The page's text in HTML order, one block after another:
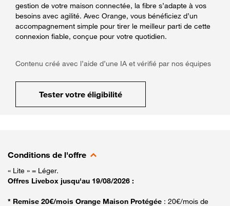
gestion de votre maison connectée, la fibre s’adapte à vos
besoins avec agilité. Avec Orange, vous bénéficiez d’un
accompagnement simple pour tirer le meilleur parti de cette
connexion fiable, conçue pour votre quotidien.
Contenu créé avec l’aide d’une IA et vérifié par nos équipes
Tester votre éligibilité
Conditions de l'offre
« Lite » = Léger.
Offres Livebox jusqu'au 19/08/2026 :
* Remise 20€/mois Orange Maison Protégée : 20€/mois de